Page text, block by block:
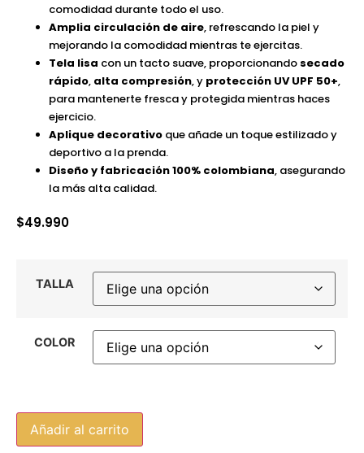
comodidad durante todo el uso.
Amplia circulación de aire, refrescando la piel y
mejorando la comodidad mientras te ejercitas.
Tela lisa con un tacto suave, proporcionando secado
rápido, alta compresión, y protección UV UPF 50+,
para mantenerte fresca y protegida mientras haces
ejercicio.
Aplique decorativo que añade un toque estilizado y
deportivo a la prenda.
Diseño y fabricación 100% colombiana, asegurando
la más alta calidad.
$49.990
TALLA
COLOR
Añadir al carrito